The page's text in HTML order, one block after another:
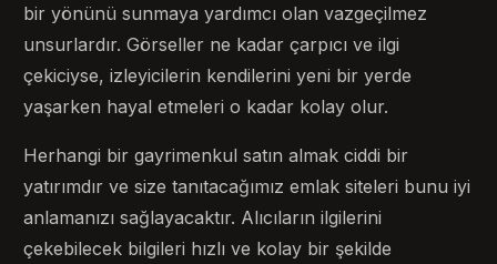
bir yönünü sunmaya yardımcı olan vazgeçilmez
unsurlardır. Görseller ne kadar çarpıcı ve ilgi
çekiciyse, izleyicilerin kendilerini yeni bir yerde
yaşarken hayal etmeleri o kadar kolay olur.
Herhangi bir gayrimenkul satın almak ciddi bir
yatırımdır ve size tanıtacağımız emlak siteleri bunu iyi
anlamanızı sağlayacaktır. Alıcıların ilgilerini
çekebilecek bilgileri hızlı ve kolay bir şekilde